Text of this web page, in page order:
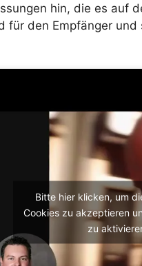
hin, die es auf
für den Empfänger
Bitte hier klicken, um
Cookies zu akzeptieren
zu